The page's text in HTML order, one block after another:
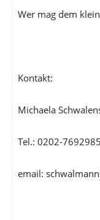
Wer mag dem
Kontakt:
Michaela
Tel.: 0202-7692985
email: